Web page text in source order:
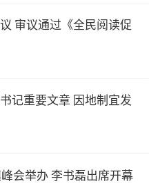
审议通过《全民阅读促
记重要文章 因地制宜发
会举办 李书磊出席开幕